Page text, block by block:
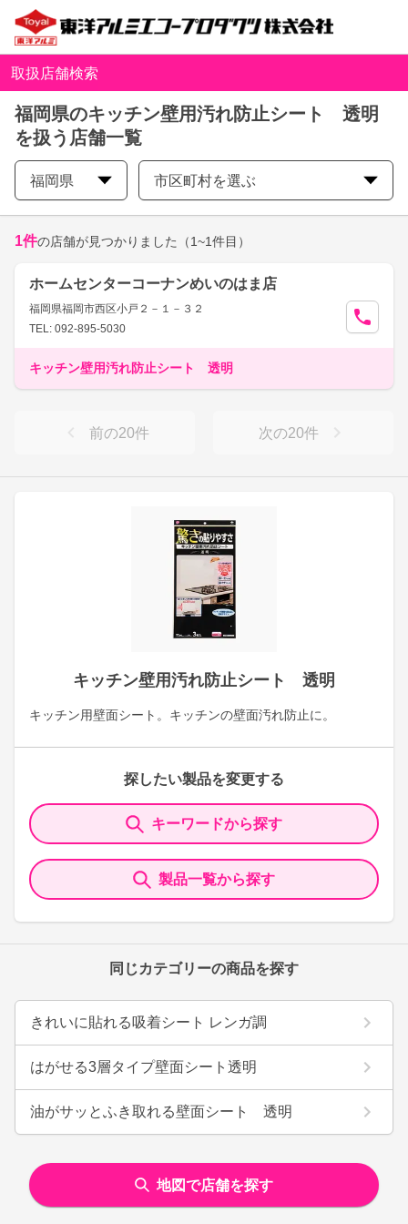
取扱店舗検索
福岡県のキッチン壁用汚れ防止シート 透明
を扱う店舗一覧
福岡県 市区町村を選ぶ
キッチン壁用汚れ防止シート 透明
キッチン用壁面シート。キッチンの壁面汚れ防止に。
探したい製品を変更する
キーワードから探す
製品一覧から探す
同じカテゴリーの商品を探す
きれいに貼れる吸着シート レンガ調
はがせる3層タイプ壁面シート透明
油がサッとふき取れる壁面シート 透明
1件の店舗が見つかりました （1~1件目）
ホームセンターコーナンめいのはま店
福岡県福岡市西区小戸２－１－３２
TEL: 092-895-5030
キッチン壁用汚れ防止シート 透明
前の20件 次の20件
地図で店舗を探す